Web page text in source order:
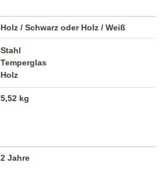
Holz / Schwarz oder Holz / Weiß
Stahl
Temperglas
Holz
5,52 kg
2 Jahre